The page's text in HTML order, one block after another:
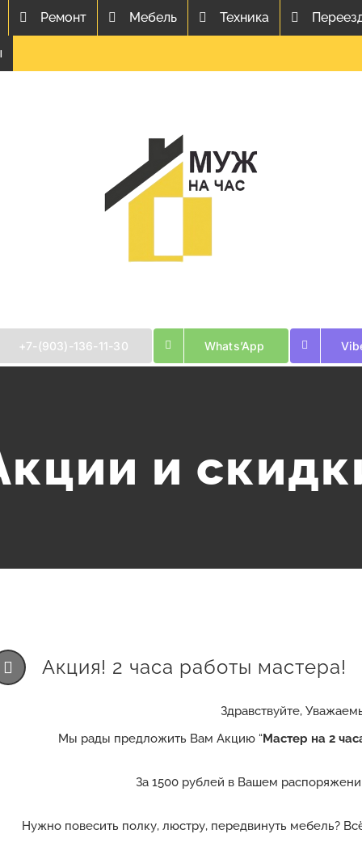
Ремонт Мебель Техника
+7-(903)-136-11-30 Whats’App
и
Акция! 2 часа работы мастера!
Здравствуйте,
Мы рады предложить Вам Акцию “Мастер на 2
За 1500 рублей в Вашем
Нужно повесить полку, люстру, передвинуть мебель?